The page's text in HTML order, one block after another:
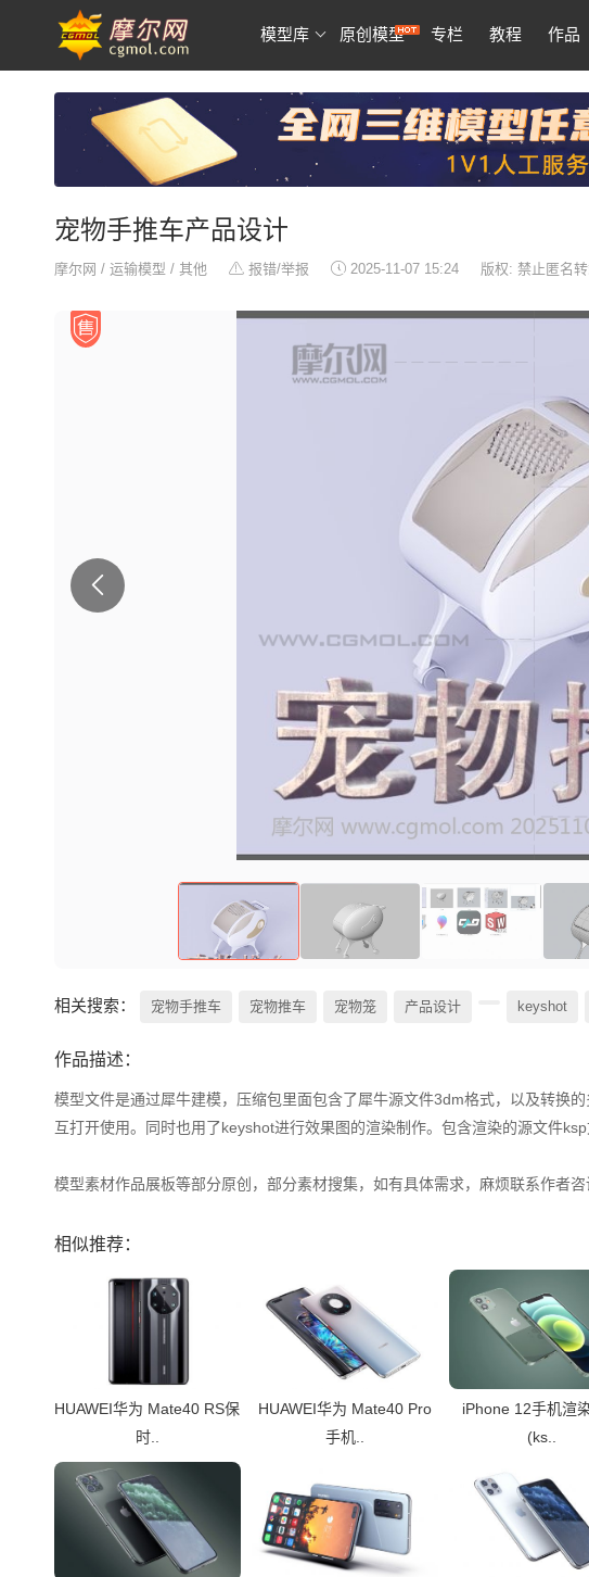
模型库 原创模型 专栏 教程 作品
宠物手推车产品设计
摩尔网 / 运输模型 / 其他 报错/举报 2025-11-07 15:24 版权: 禁止匿名
相关搜索： 宠物手推车 宠物推车 宠物笼 产品设计 keyshot
作品描述：
模型文件是通过犀牛建模，压缩包里面包含了犀牛源文件3dm格式，以及转换
互打开使用。同时也用了keyshot进行效果图的渲染制作。包含渲染的源文件ksp
模型素材作品展板等部分原创，部分素材搜集，如有具体需求，麻烦联系作者咨
相似推荐：
HUAWEI华为 Mate40 RS保
时..
HUAWEI华为 Mate40 Pro
手机..
iPhone 12手机渲
(ks..